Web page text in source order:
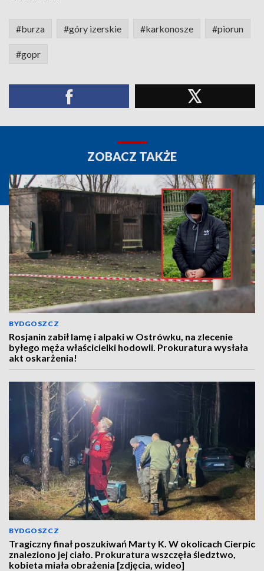
#burza #góry izerskie #karkonosze #piorun
#gopr
ZOBACZ TAKŻE
BYDGOSZCZ
Rosjanin zabił lamę i alpaki w Ostrówku, na zlecenie
byłego męża właścicielki hodowli. Prokuratura wysłała
akt oskarżenia!
BYDGOSZCZ
Tragiczny finał poszukiwań Marty K. W okolicach Cierpic
znaleziono jej ciało. Prokuratura wszczęła śledztwo,
kobieta miała obrażenia [zdjęcia, wideo]